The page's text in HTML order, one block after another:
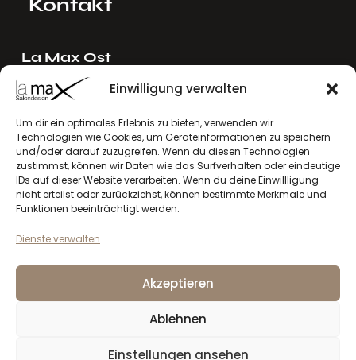
Einwilligung verwalten
Um dir ein optimales Erlebnis zu bieten, verwenden wir
Technologien wie Cookies, um Geräteinformationen zu speichern
und/oder darauf zuzugreifen. Wenn du diesen Technologien
zustimmst, können wir Daten wie das Surfverhalten oder eindeutige
IDs auf dieser Website verarbeiten. Wenn du deine Einwillligung
nicht erteilst oder zurückziehst, können bestimmte Merkmale und
Funktionen beeinträchtigt werden.
Dienste verwalten
Akzeptieren
Ablehnen
Einstellungen ansehen
La Max Ost
Ing. Reinhard Mayer e.U.
Stadlgasse 4
2122 Riedenthal, Austria
E-Mail:mayer[at]lamax.at
+436643432630
La Max West
Andreas Larcher e.U.
6410 Telfs, Austria
larcher[at]lamax.at
Datenschutzerklärung Impressum